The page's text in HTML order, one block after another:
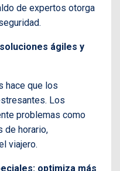
de expertos otorga
ágiles y
hace que los
Los
problemas como
de horario,
viajero.
optimiza más